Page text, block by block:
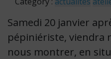
Samedi 20 janvier
pépiniériste, viendra
nous montrer, en